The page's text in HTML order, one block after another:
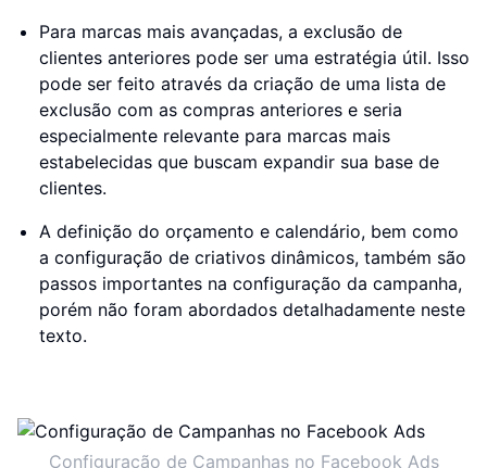
Para marcas mais avançadas, a exclusão de
clientes anteriores pode ser uma estratégia útil. Isso
pode ser feito através da criação de uma lista de
exclusão com as compras anteriores e seria
especialmente relevante para marcas mais
estabelecidas que buscam expandir sua base de
clientes.
A definição do orçamento e calendário, bem como
a configuração de criativos dinâmicos, também são
passos importantes na configuração da campanha,
porém não foram abordados detalhadamente neste
texto.
Configuração de Campanhas no Facebook Ads